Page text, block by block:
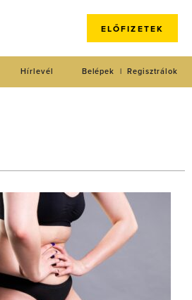
ELŐFIZETEK
Regisztrálok
Belépek
Hírlevél